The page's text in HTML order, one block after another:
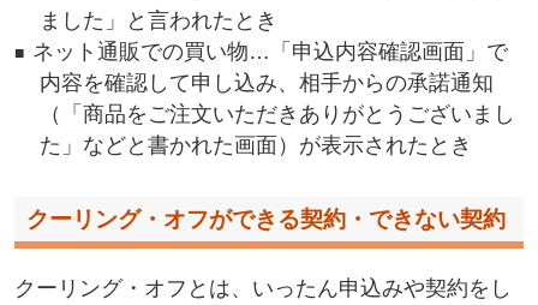
ました」と言われたとき
ネット通販での買い物…「申込内容確認画面」で
内容を確認して申し込み、相手からの承諾通知
（「商品をご注文いただきありがとうございまし
た」などと書かれた画面）が表示されたとき
クーリング・オフができる契約・できない契約
クーリング・オフとは、いったん申込みや契約をし